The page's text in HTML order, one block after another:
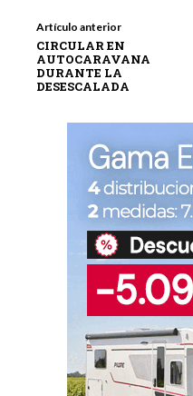
Artículo anterior
CIRCULAR EN
AUTOCARAVANA
DURANTE LA
DESESCALADA